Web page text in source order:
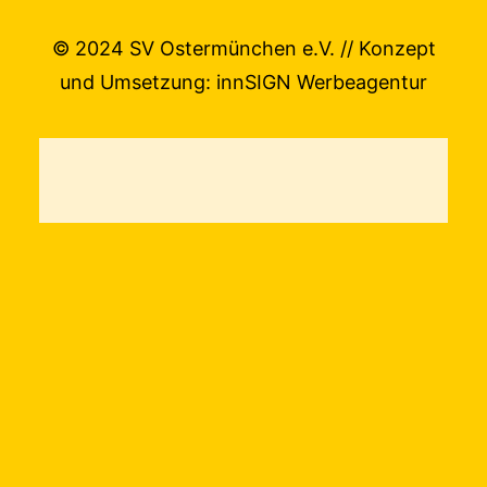
© 2024 SV Ostermünchen e.V. // Konzept
und Umsetzung: innSIGN Werbeagentur